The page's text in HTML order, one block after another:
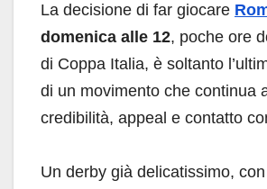
La decisione di far giocare
domenica alle 12, poche ore
di Coppa Italia, è soltanto
di un movimento che continua
credibilità, appeal e contatto
Un derby già delicatissimo,